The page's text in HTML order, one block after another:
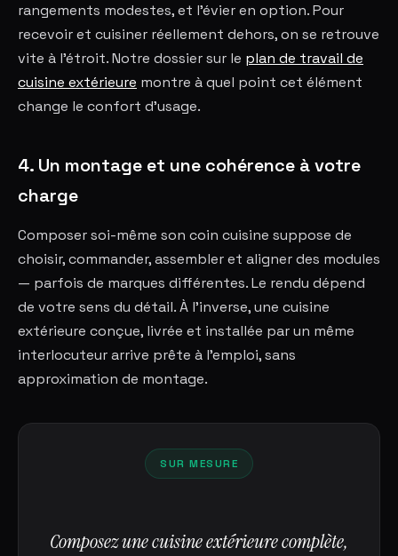
rangements modestes, et l'évier en option. Pour
recevoir et cuisiner réellement dehors, on se retrouve
vite à l'étroit. Notre dossier sur le plan de travail de
cuisine extérieure montre à quel point cet élément
change le confort d'usage.
4. Un montage et une cohérence à votre
charge
Composer soi-même son coin cuisine suppose de
choisir, commander, assembler et aligner des modules
— parfois de marques différentes. Le rendu dépend
de votre sens du détail. À l'inverse, une cuisine
extérieure conçue, livrée et installée par un même
interlocuteur arrive prête à l'emploi, sans
approximation de montage.
SUR MESURE
Composez une cuisine extérieure complète,